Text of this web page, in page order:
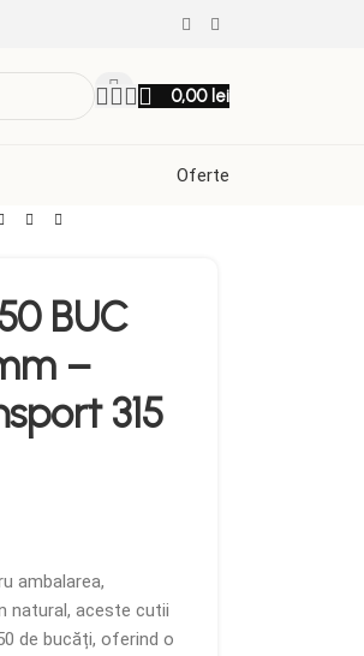
0,00 lei
Oferte
BUC
–
315
ambalarea,
natural, aceste cutii
de bucăți, oferind o